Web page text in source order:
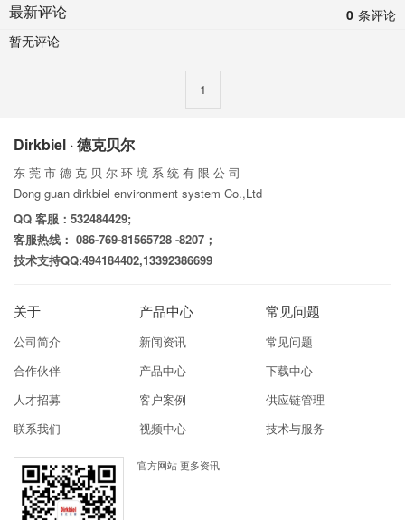
0 条评论
最新评论
暂无评论
1
Dirkbiel · 德克贝尔
东 莞 市 德 克 贝 尔 环 境 系 统 有 限 公 司
Dong guan dirkbiel environment system Co.,Ltd
QQ 客服：532484429;
客服热线： 086-769-81565728 -8207；
技术支持QQ:494184402,13392386699
关于
公司简介
合作伙伴
人才招募
联系我们
产品中心
新闻资讯
产品中心
客户案例
视频中心
常见问题
常见问题
下载中心
供应链管理
技术与服务
官方网站 更多资讯